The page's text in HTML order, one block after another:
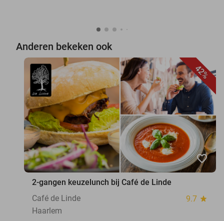
Anderen bekeken ook
42%
favorite_border
2-gangen keuzelunch bij Café de Linde
Café de Linde
9.7 star
Haarlem